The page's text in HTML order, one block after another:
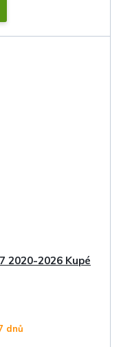
2020-2026 Kupé
dnů